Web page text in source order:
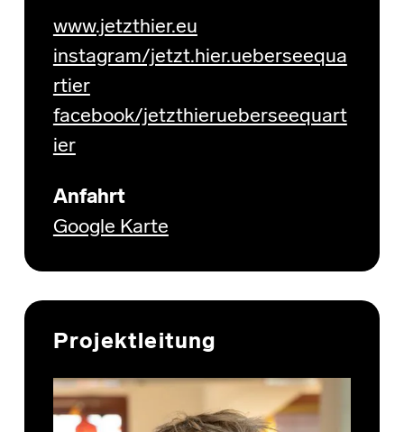
www.jetzthier.eu
instagram/jetzt.hier.ueberseequa
rtier
facebook/jetzthierueberseequart
ier
Anfahrt
Google Karte
Projektleitung